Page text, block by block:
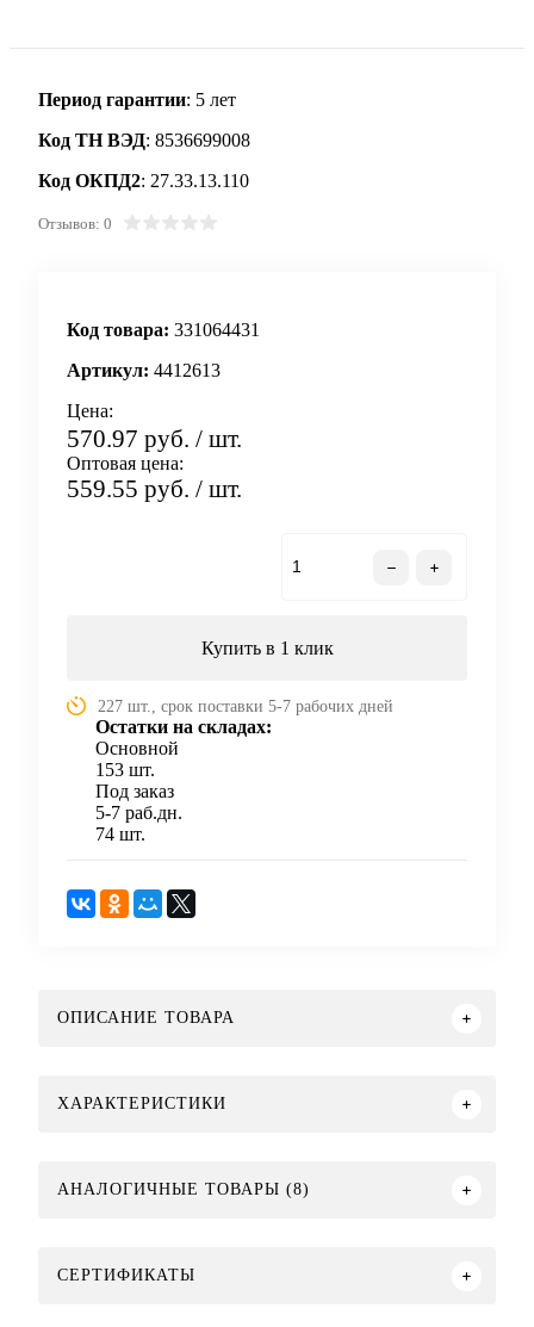
Период гарантии: 5 лет
Код ТН ВЭД: 8536699008
Код ОКПД2: 27.33.13.110
Отзывов: 0
Код товара: 331064431
Артикул: 4412613
Цена:
570.97 руб. / шт.
Оптовая цена:
559.55 руб. / шт.
Купить в 1 клик
227 шт., срок поставки 5-7 рабочих дней
Остатки на складах:
Основной
153 шт.
Под заказ
5-7 раб.дн.
74 шт.
ОПИСАНИЕ ТОВАРА
ХАРАКТЕРИСТИКИ
АНАЛОГИЧНЫЕ ТОВАРЫ (8)
СЕРТИФИКАТЫ